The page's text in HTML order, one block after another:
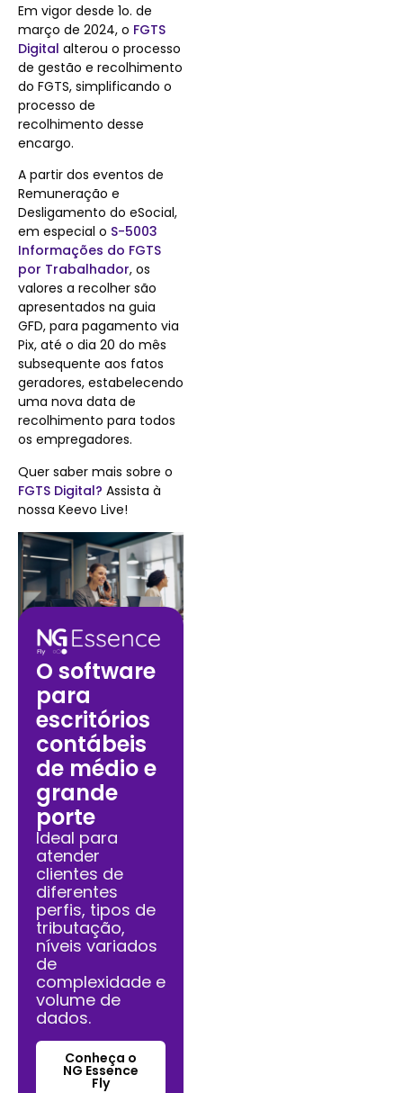
Em vigor desde 1o. de
março de 2024, o FGTS
Digital alterou o processo
de gestão e recolhimento
do FGTS, simplificando o
processo de
recolhimento desse
encargo.
A partir dos eventos de
Remuneração e
Desligamento do eSocial,
em especial o S-5003
Informações do FGTS
por Trabalhador, os
valores a recolher são
apresentados na guia
GFD, para pagamento via
Pix, até o dia 20 do mês
subsequente aos fatos
geradores, estabelecendo
uma nova data de
recolhimento para todos
os empregadores.
Quer saber mais sobre o
FGTS Digital? Assista à
nossa Keevo Live!
O software
para
escritórios
contábeis
de médio e
grande
porte
Ideal para
atender
clientes de
diferentes
perfis, tipos de
tributação,
níveis variados
de
complexidade e
volume de
dados.
Conheça o
NG Essence
Fly